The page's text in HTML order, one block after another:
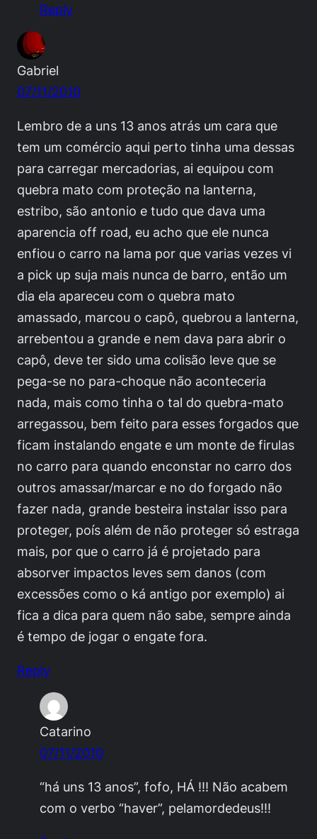
Reply
Gabriel
07/11/2010
Lembro de a uns 13 anos atrás um cara que
tem um comércio aqui perto tinha uma dessas
para carregar mercadorias, ai equipou com
quebra mato com proteção na lanterna,
estribo, são antonio e tudo que dava uma
aparencia off road, eu acho que ele nunca
enfiou o carro na lama por que varias vezes vi
a pick up suja mais nunca de barro, então um
dia ela apareceu com o quebra mato
amassado, marcou o capô, quebrou a lanterna,
arrebentou a grande e nem dava para abrir o
capô, deve ter sido uma colisão leve que se
pega-se no para-choque não aconteceria
nada, mais como tinha o tal do quebra-mato
arregassou, bem feito para esses forgados que
ficam instalando engate e um monte de firulas
no carro para quando enconstar no carro dos
outros amassar/marcar e no do forgado não
fazer nada, grande besteira instalar isso para
proteger, poís além de não proteger só estraga
mais, por que o carro já é projetado para
absorver impactos leves sem danos (com
excessões como o ká antigo por exemplo) ai
fica a dica para quem não sabe, sempre ainda
é tempo de jogar o engate fora.
Reply
Catarino
07/11/2010
“há uns 13 anos”, fofo, HÁ !!! Não acabem
com o verbo “haver”, pelamordedeus!!!